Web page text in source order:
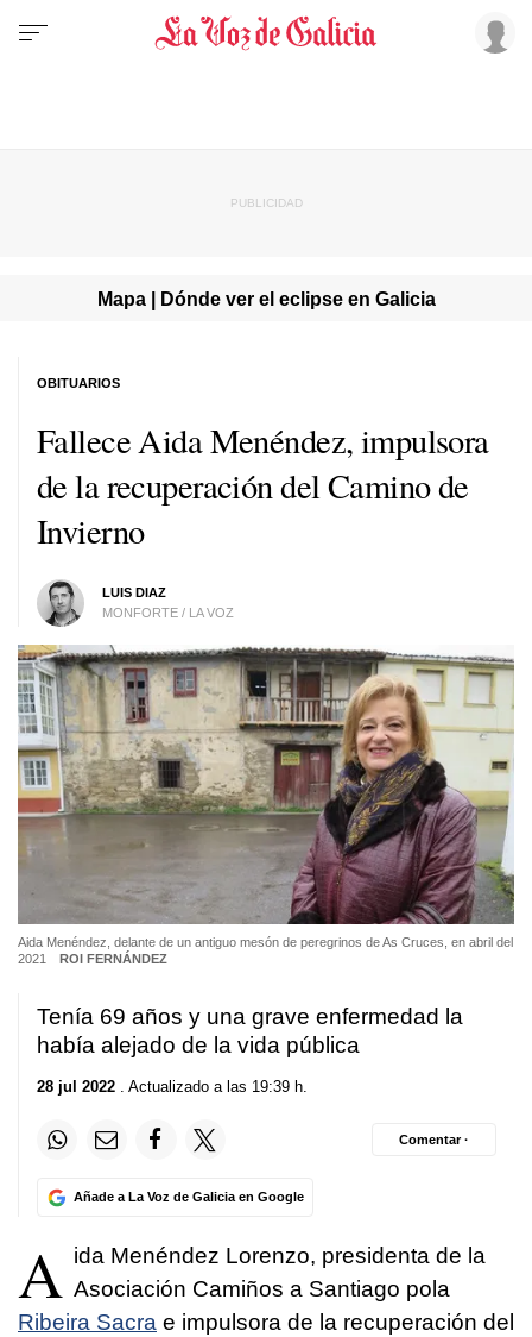
Mapa | Dónde ver el eclipse en Galicia
Fallece Aida Menéndez, impulsora
de la recuperación del Camino de
Invierno
LUIS DIAZ
MONFORTE / LA VOZ
OBITUARIOS
Aida Menéndez, delante de un antiguo mesón de peregrinos de As Cruces, en abril del
2021
ROI FERNÁNDEZ
Tenía 69 años y una grave enfermedad la
había alejado de la vida pública
28 jul 2022 . Actualizado a las 19:39 h.
Añade a La Voz de Galicia en Google
Comentar ·
A ida Menéndez Lorenzo, presidenta de la
Asociación Camiños a Santiago pola
Ribeira Sacra e impulsora de la recuperación del